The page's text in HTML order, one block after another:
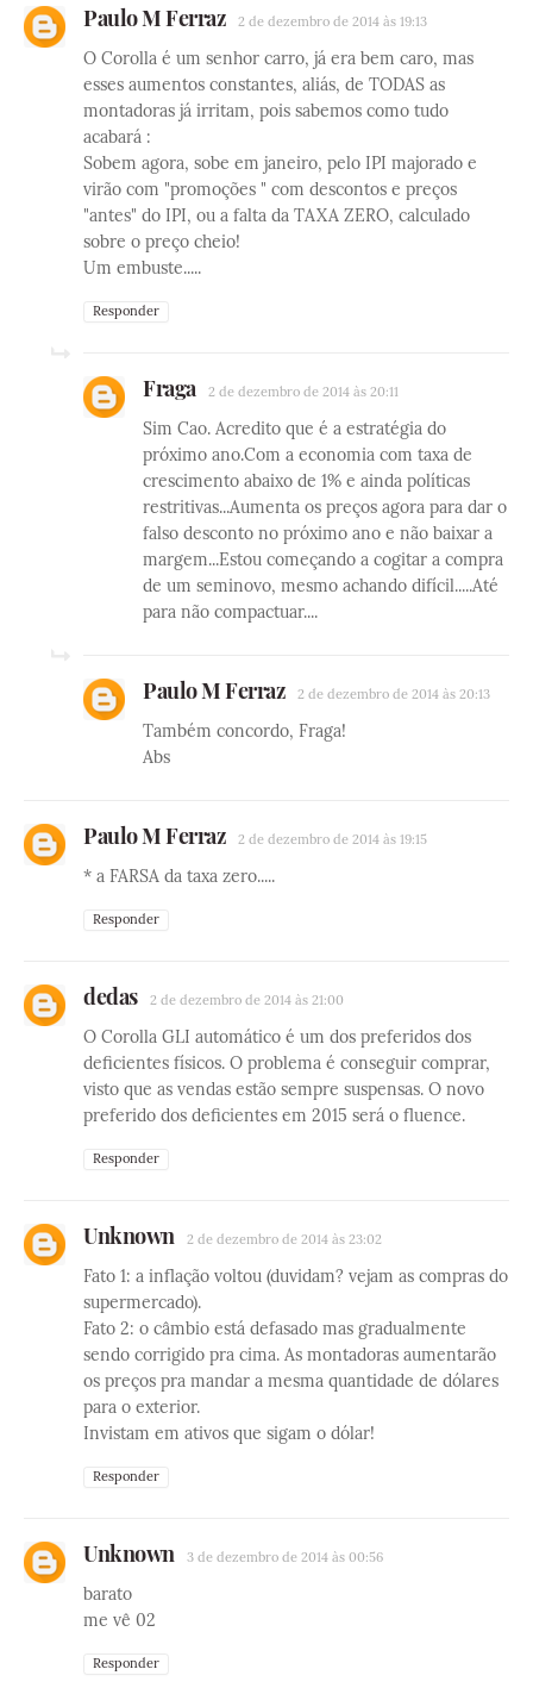
Paulo M Ferraz 2 de dezembro de 2014 às 19:13
O Corolla é um senhor carro, já era bem caro, mas
esses aumentos constantes, aliás, de TODAS as
montadoras já irritam, pois sabemos como tudo
acabará :
Sobem agora, sobe em janeiro, pelo IPI majorado e
virão com "promoções " com descontos e preços
"antes" do IPI, ou a falta da TAXA ZERO, calculado
sobre o preço cheio!
Um embuste.....
Responder
Fraga 2 de dezembro de 2014 às 20:11
Sim Cao. Acredito que é a estratégia do
próximo ano.Com a economia com taxa de
crescimento abaixo de 1% e ainda políticas
restritivas...Aumenta os preços agora para dar o
falso desconto no próximo ano e não baixar a
margem...Estou começando a cogitar a compra
de um seminovo, mesmo achando difícil.....Até
para não compactuar....
Paulo M Ferraz 2 de dezembro de 2014 às 20:13
Também concordo, Fraga!
Abs
Paulo M Ferraz 2 de dezembro de 2014 às 19:15
* a FARSA da taxa zero.....
Responder
dedas 2 de dezembro de 2014 às 21:00
O Corolla GLI automático é um dos preferidos dos
deficientes físicos. O problema é conseguir comprar,
visto que as vendas estão sempre suspensas. O novo
preferido dos deficientes em 2015 será o fluence.
Responder
Unknown 2 de dezembro de 2014 às 23:02
Fato 1: a inflação voltou (duvidam? vejam as compras do
supermercado).
Fato 2: o câmbio está defasado mas gradualmente
sendo corrigido pra cima. As montadoras aumentarão
os preços pra mandar a mesma quantidade de dólares
para o exterior.
Invistam em ativos que sigam o dólar!
Responder
Unknown 3 de dezembro de 2014 às 00:56
barato
me vê 02
Responder